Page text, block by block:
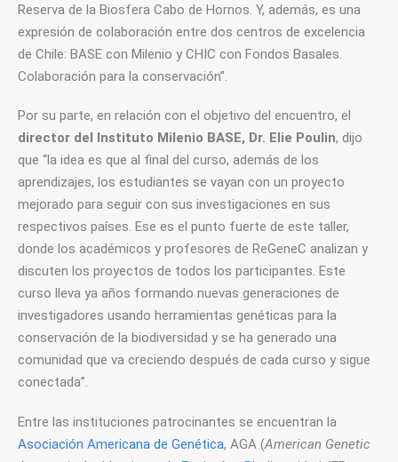
Reserva de la Biosfera Cabo de Hornos. Y, además, es una
expresión de colaboración entre dos centros de excelencia
de Chile: BASE con Milenio y CHIC con Fondos Basales.
Colaboración para la conservación”.
Por su parte, en relación con el objetivo del encuentro, el
director del Instituto Milenio BASE, Dr. Elie Poulin, dijo
que “la idea es que al final del curso, además de los
aprendizajes, los estudiantes se vayan con un proyecto
mejorado para seguir con sus investigaciones en sus
respectivos países. Ese es el punto fuerte de este taller,
donde los académicos y profesores de ReGeneC analizan y
discuten los proyectos de todos los participantes. Este
curso lleva ya años formando nuevas generaciones de
investigadores usando herramientas genéticas para la
conservación de la biodiversidad y se ha generado una
comunidad que va creciendo después de cada curso y sigue
conectada”.
Entre las instituciones patrocinantes se encuentran la
Asociación Americana de Genética, AGA (American Genetic